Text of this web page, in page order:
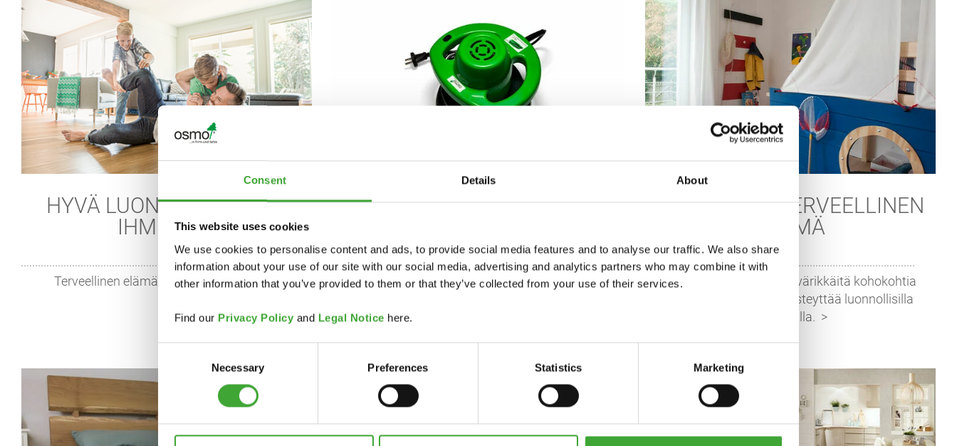
Consent Details About
This website uses cookies
We use cookies to personalise content and ads, to provide social media features and to analyse our traffic. We also share
information about your use of our site with our social media, advertising and analytics partners who may combine it with
other information that you’ve provided to them or that they’ve collected from your use of their services.
Find our Privacy Policy and Legal Notice here.
Selection
Necessary Preferences Statistics Marketing
HYVÄ LUONNOLLE, HYVÄ
IHMISILLE
Terveellinen elämä kestävyyden avulla
TODELLINEN KÄSITYÖTAITO
HandXcenterillä Osmo esittelee uuden sisäkäyttöön
tulokset puupintojen viimeistelyssä.
VÄRIKÄS JA TERVEELLINEN
ELÄMÄ
Osmo Puuvaha tarjoaa värikkäitä kohokohtia
lastenhuoneeseen ja pisteyttää luonnollisilla
ainesosilla.